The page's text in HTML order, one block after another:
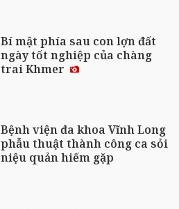
Bí mật phía sau con lợn đất
ngày tốt nghiệp của chàng
trai Khmer
Bệnh viện đa khoa Vĩnh Long
phẫu thuật thành công ca sỏi
niệu quản hiếm gặp